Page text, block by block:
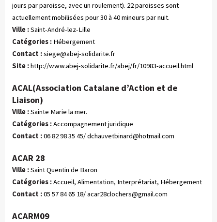
jours par paroisse, avec un roulement). 22 paroisses sont
actuellement mobilisées pour 30 à 40 mineurs par nuit.
Ville :Saint-André-lez-Lille
Catégories : Hébergement
Contact :siege@abej-solidarite.fr
Site :http://www.abej-solidarite.fr/abej/fr/10983-accueil.html
ACAL(Association Catalane d’Action et de
Liaison)
Ville :Sainte Marie la mer.
Catégories : Accompagnement juridique
Contact :06 82 98 35 45/dchauvetbinard@hotmail.com
ACAR 28
Ville :Saint Quentin de Baron
Catégories : Accueil, Alimentation, Interprétariat, Hébergement
Contact :05 57 84 65 18/acar28clochers@gmail.com
ACARM09